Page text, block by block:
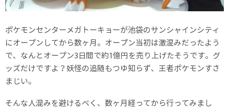
ポケモンセンターメガトーキョーが池袋のサンシャインシティ
にオープンしてから数ヶ月。オープン当初は激混みだったよう
で、なんとオープン3日間で約1億円を売り上げたそうです。グ
ッズだけですよ？妖怪の追随もつゆ知らず、王者ポケモンすさ
まじい。
そんな人混みを避けるべく、数ヶ月経ってから行ってみまし